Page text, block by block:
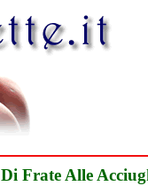
Frate Alle